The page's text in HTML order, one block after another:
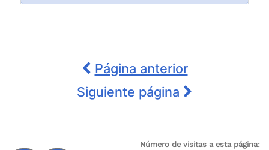
Página anterior
Siguiente página
Número de visitas a esta página: